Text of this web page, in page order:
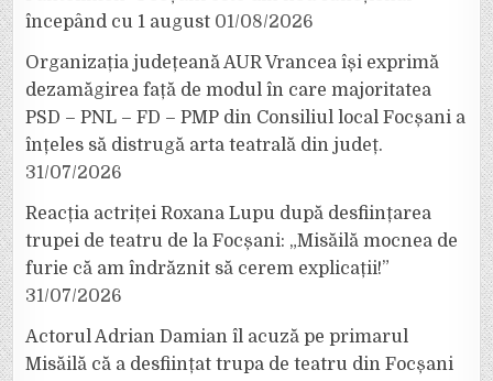
începând cu 1 august 01/08/2026
Organizația județeană AUR Vrancea își exprimă
dezamăgirea față de modul în care majoritatea
PSD – PNL – FD – PMP din Consiliul local Focșani a
înțeles să distrugă arta teatrală din județ.
31/07/2026
Reacția actriței Roxana Lupu după desființarea
trupei de teatru de la Focșani: „Misăilă mocnea de
furie că am îndrăznit să cerem explicații!”
31/07/2026
Actorul Adrian Damian îl acuză pe primarul
Misăilă că a desființat trupa de teatru din Focșani